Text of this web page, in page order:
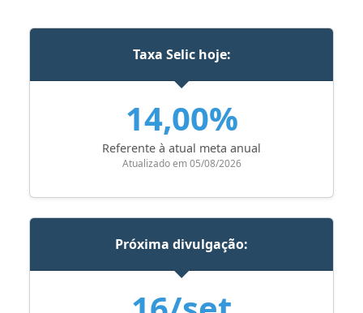
Taxa Selic hoje:
14,00%
Referente à atual meta anual
Atualizado em 05/08/2026
Próxima divulgação: